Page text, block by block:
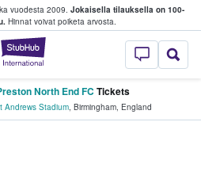
vuodesta 2009. Jokaisella tilauksella on 100-
Hinnat voivat poiketa arvosta.
StubHub -
lippuja
North End FC Tickets
Andrews Stadium, Birmingham, England